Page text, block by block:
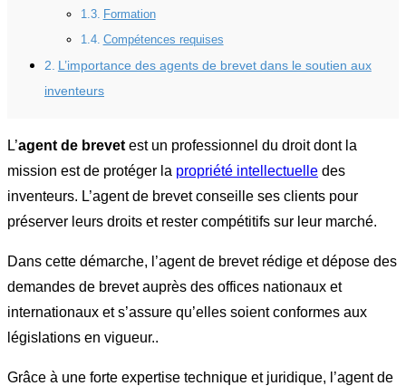
Formation
Compétences requises
L’importance des agents de brevet dans le soutien aux
inventeurs
L’agent de brevet est un professionnel du droit dont la
mission est de protéger la propriété intellectuelle des
inventeurs. L’agent de brevet conseille ses clients pour
préserver leurs droits et rester compétitifs sur leur marché.
Dans cette démarche, l’agent de brevet rédige et dépose des
demandes de brevet auprès des offices nationaux et
internationaux et s’assure qu’elles soient conformes aux
législations en vigueur..
Grâce à une forte expertise technique et juridique, l’agent de